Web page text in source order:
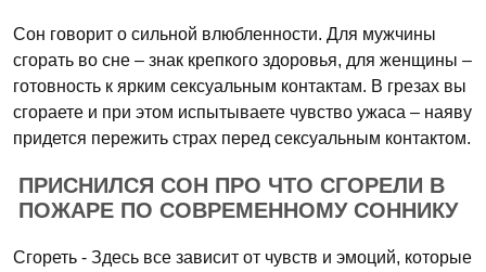
Сон говорит о сильной влюбленности. Для мужчины
сгорать во сне – знак крепкого здоровья, для женщины –
готовность к ярким сексуальным контактам. В грезах вы
сгораете и при этом испытываете чувство ужаса – наяву
придется пережить страх перед сексуальным контактом.
ПРИСНИЛСЯ СОН ПРО ЧТО СГОРЕЛИ В
ПОЖАРЕ ПО СОВРЕМЕННОМУ СОННИКУ
Сгореть - Здесь все зависит от чувств и эмоций, которые